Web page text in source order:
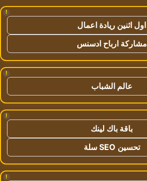
!
اول اثنين ريادة اعمال
مشاركة ارباح ادسنس
!
عالم الشباب
!
باقة باك لينك
تحسين SEO سلة
!